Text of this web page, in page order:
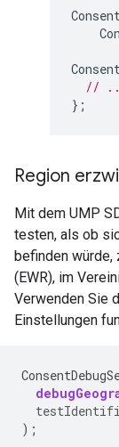
//
};
Region
Mit dem UMP
testen, als ob
befinden würde,
(EWR), im
Verwenden Sie
Einstellungen
);